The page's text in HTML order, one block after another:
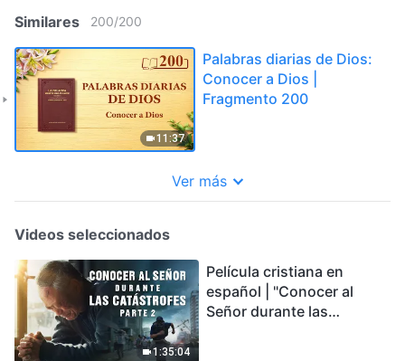
Similares 200/200
11:37
Palabras diarias de Dios:
Conocer a Dios |
Fragmento 200
Ver más
Videos seleccionados
1:35:04
Película cristiana en
español | "Conocer al
Señor durante las